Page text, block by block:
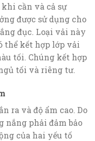
cần và cả sự
được sử dụng cho
đục. Loại vải này
thể kết hợp lớp vải
tối. Chúng kết hợp
tối và riêng tư.
ra và độ ẩm cao. Do
nắng phải đảm bảo
của hai yếu tố